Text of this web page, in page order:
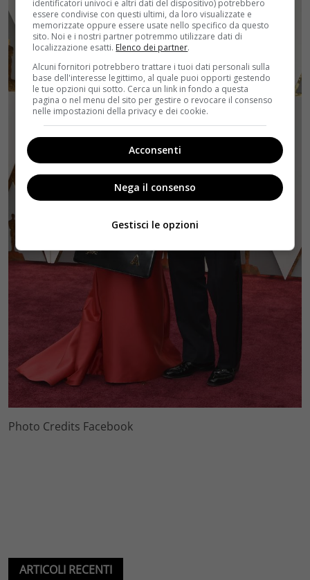
Photo Credits Facebook
ARTICOLI RECENTI
identificatori univoci e altri dati del dispositivo) potrebbero
essere condivise con questi ultimi, da loro visualizzate e
memorizzate oppure essere usate nello specifico da questo
sito. Noi e i nostri partner potremmo utilizzare dati di
localizzazione esatti. Elenco dei partner.
Alcuni fornitori potrebbero trattare i tuoi dati personali sulla
base dell'interesse legittimo, al quale puoi opporti gestendo
le tue opzioni qui sotto. Cerca un link in fondo a questa
pagina o nel menu del sito per gestire o revocare il consenso
nelle impostazioni della privacy e dei cookie.
Acconsenti
Nega il consenso
Gestisci le opzioni